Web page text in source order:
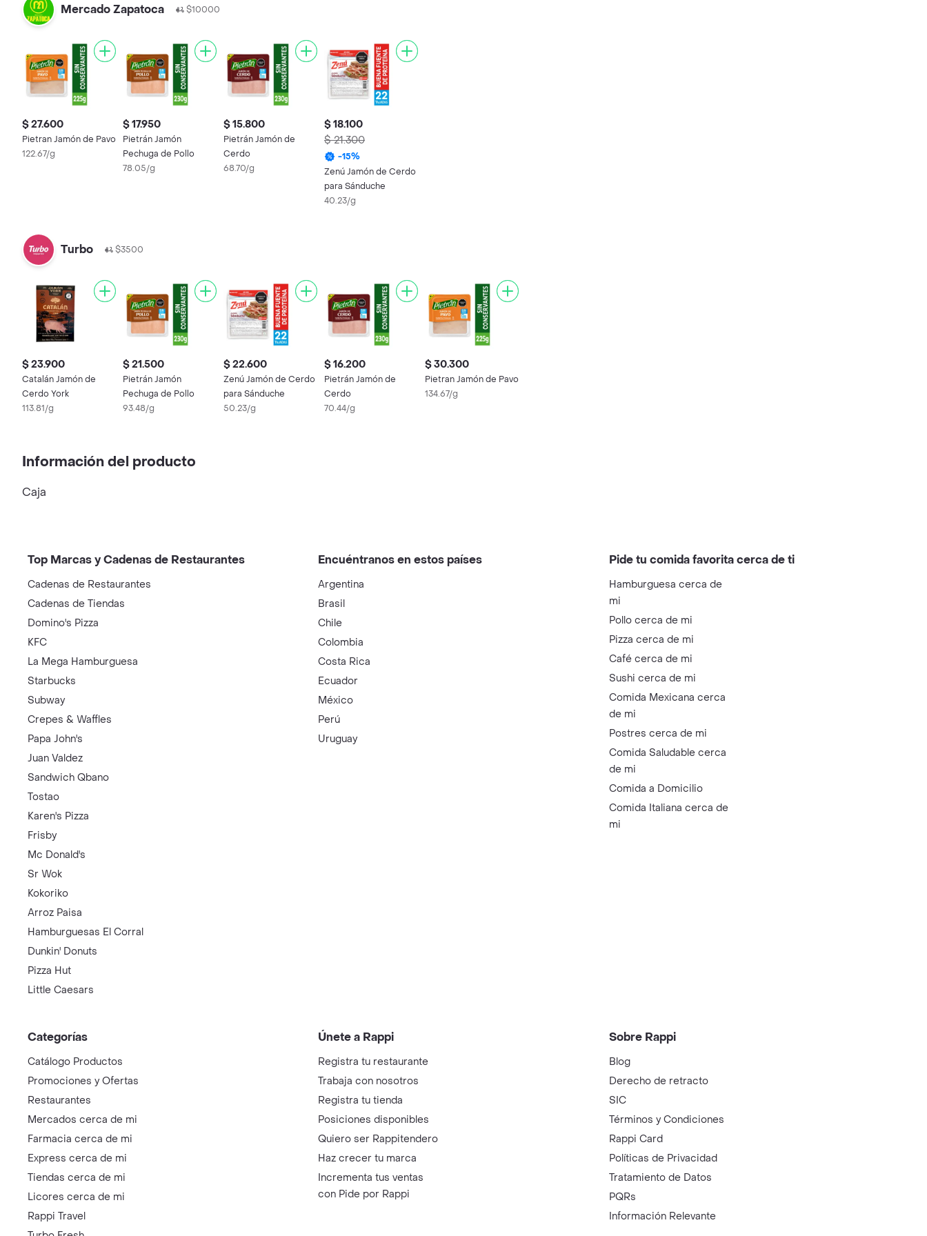
Mercado Zapatoca $10000
$ 27.600
Pietran Jamón de Pavo
122.67/g
$ 17.950
Pietrán Jamón
Pechuga de Pollo
78.05/g
$ 15.800
Pietrán Jamón de
Cerdo
68.70/g
$ 18.100
$ 21.300
-15%
Zenú Jamón de Cerdo
para Sánduche
40.23/g
Turbo $3500
$ 23.900
Catalán Jamón de
Cerdo York
113.81/g
$ 21.500
Pietrán Jamón
Pechuga de Pollo
93.48/g
$ 22.600
Zenú Jamón de Cerdo
para Sánduche
50.23/g
$ 16.200
Pietrán Jamón de
Cerdo
70.44/g
$ 30.300
Pietran Jamón de Pavo
134.67/g
Información del producto
Caja
Top Marcas y Cadenas de Restaurantes
Cadenas de Restaurantes
Cadenas de Tiendas
Domino's Pizza
KFC
La Mega Hamburguesa
Starbucks
Subway
Crepes & Waffles
Papa John's
Juan Valdez
Sandwich Qbano
Tostao
Karen's Pizza
Frisby
Mc Donald's
Sr Wok
Kokoriko
Arroz Paisa
Hamburguesas El Corral
Dunkin' Donuts
Pizza Hut
Little Caesars
Encuéntranos en estos países
Argentina
Brasil
Chile
Colombia
Costa Rica
Ecuador
México
Perú
Uruguay
Pide tu comida favorita cerca de ti
Hamburguesa cerca de
mi
Pollo cerca de mi
Pizza cerca de mi
Café cerca de mi
Sushi cerca de mi
Comida Mexicana cerca
de mi
Postres cerca de mi
Comida Saludable cerca
de mi
Comida a Domicilio
Comida Italiana cerca de
mi
Categorías
Catálogo Productos
Promociones y Ofertas
Restaurantes
Mercados cerca de mi
Farmacia cerca de mi
Express cerca de mi
Tiendas cerca de mi
Licores cerca de mi
Rappi Travel
Únete a Rappi
Registra tu restaurante
Trabaja con nosotros
Registra tu tienda
Posiciones disponibles
Quiero ser Rappitendero
Haz crecer tu marca
Incrementa tus ventas
con Pide por Rappi
Sobre Rappi
Blog
Derecho de retracto
SIC
Términos y Condiciones
Rappi Card
Políticas de Privacidad
Tratamiento de Datos
PQRs
Información Relevante